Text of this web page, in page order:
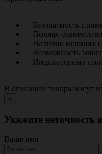
Безопасность
Полная
Наличие моющих
Возможность
Индикаторные
В описании товара могут
×
Укажите неточность
Ваше имя